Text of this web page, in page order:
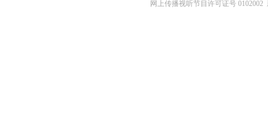
网上传播视听节目许可证号 0102002